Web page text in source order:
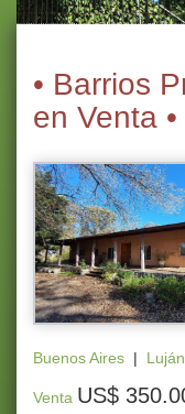
• Barrios
en Venta •
Buenos Aires | Luján
Venta US$